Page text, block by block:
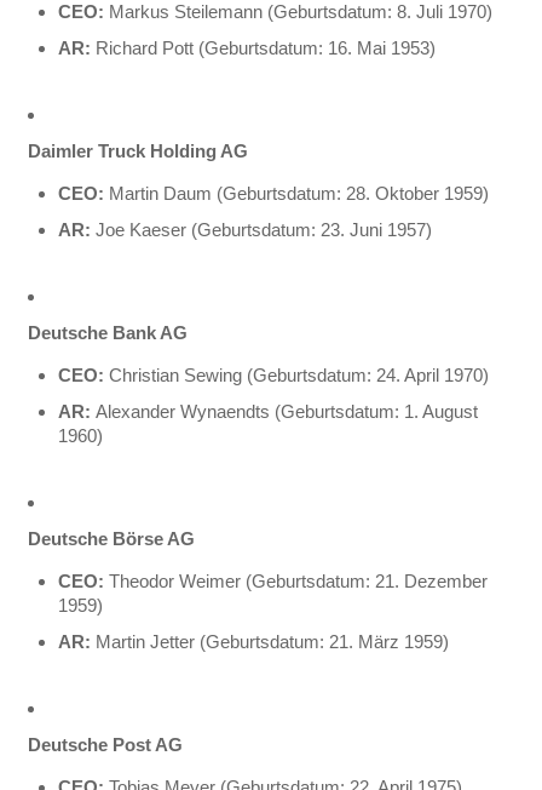
CEO: Markus Steilemann (Geburtsdatum: 8. Juli 1970)
AR: Richard Pott (Geburtsdatum: 16. Mai 1953)
Daimler Truck Holding AG
CEO: Martin Daum (Geburtsdatum: 28. Oktober 1959)
AR: Joe Kaeser (Geburtsdatum: 23. Juni 1957)
Deutsche Bank AG
CEO: Christian Sewing (Geburtsdatum: 24. April 1970)
AR: Alexander Wynaendts (Geburtsdatum: 1. August
1960)
Deutsche Börse AG
CEO: Theodor Weimer (Geburtsdatum: 21. Dezember
1959)
AR: Martin Jetter (Geburtsdatum: 21. März 1959)
Deutsche Post AG